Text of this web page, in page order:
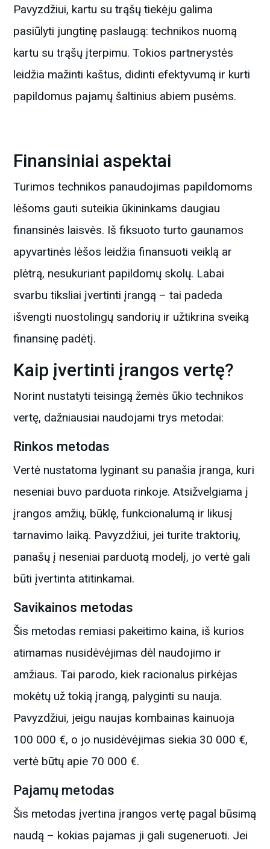
Pavyzdžiui, kartu su trąšų tiekėju galima
pasiūlyti jungtinę paslaugą: technikos nuomą
kartu su trąšų įterpimu. Tokios partnerystės
leidžia mažinti kaštus, didinti efektyvumą ir kurti
papildomus pajamų šaltinius abiem pusėms.
Finansiniai aspektai
Turimos technikos panaudojimas papildomoms
lėšoms gauti suteikia ūkininkams daugiau
finansinės laisvės. Iš fiksuoto turto gaunamos
apyvartinės lėšos leidžia finansuoti veiklą ar
plėtrą, nesukuriant papildomų skolų. Labai
svarbu tiksliai įvertinti įrangą – tai padeda
išvengti nuostolingų sandorių ir užtikrina sveiką
finansinę padėtį.
Kaip įvertinti įrangos vertę?
Norint nustatyti teisingą žemės ūkio technikos
vertę, dažniausiai naudojami trys metodai:
Rinkos metodas
Vertė nustatoma lyginant su panašia įranga, kuri
neseniai buvo parduota rinkoje. Atsižvelgiama į
įrangos amžių, būklę, funkcionalumą ir likusį
tarnavimo laiką. Pavyzdžiui, jei turite traktorių,
panašų į neseniai parduotą modelį, jo vertė gali
būti įvertinta atitinkamai.
Savikainos metodas
Šis metodas remiasi pakeitimo kaina, iš kurios
atimamas nusidėvėjimas dėl naudojimo ir
amžiaus. Tai parodo, kiek racionalus pirkėjas
mokėtų už tokią įrangą, palyginti su nauja.
Pavyzdžiui, jeigu naujas kombainas kainuoja
100 000 €, o jo nusidėvėjimas siekia 30 000 €,
vertė būtų apie 70 000 €.
Pajamų metodas
Šis metodas įvertina įrangos vertę pagal būsimą
naudą – kokias pajamas ji gali sugeneruoti. Jei